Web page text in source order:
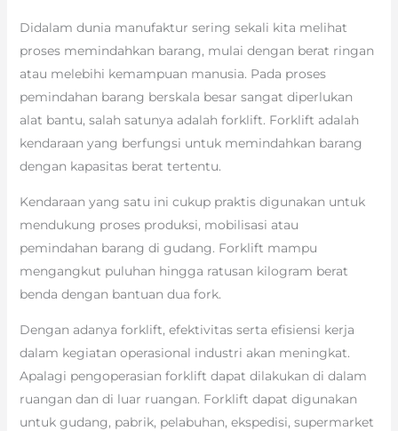
Didalam dunia manufaktur sering sekali kita melihat
proses memindahkan barang, mulai dengan berat ringan
atau melebihi kemampuan manusia. Pada proses
pemindahan barang berskala besar sangat diperlukan
alat bantu, salah satunya adalah forklift. Forklift adalah
kendaraan yang berfungsi untuk memindahkan barang
dengan kapasitas berat tertentu.
Kendaraan yang satu ini cukup praktis digunakan untuk
mendukung proses produksi, mobilisasi atau
pemindahan barang di gudang. Forklift mampu
mengangkut puluhan hingga ratusan kilogram berat
benda dengan bantuan dua fork.
Dengan adanya forklift, efektivitas serta efisiensi kerja
dalam kegiatan operasional industri akan meningkat.
Apalagi pengoperasian forklift dapat dilakukan di dalam
ruangan dan di luar ruangan. Forklift dapat digunakan
untuk gudang, pabrik, pelabuhan, ekspedisi, supermarket